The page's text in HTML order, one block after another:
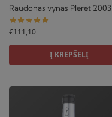
Raudonas vynas Pleret 2003
€111,10
Į KREPŠELĮ